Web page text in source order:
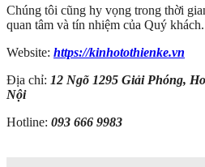
Chúng tôi cũng hy vọng trong thời
quan tâm và tín nhiệm của Quý khách.
Website: https://kinhotothienke.vn
Địa chỉ: 12 Ngõ 1295 Giải Phóng,
Nội
Hotline: 093 666 9983